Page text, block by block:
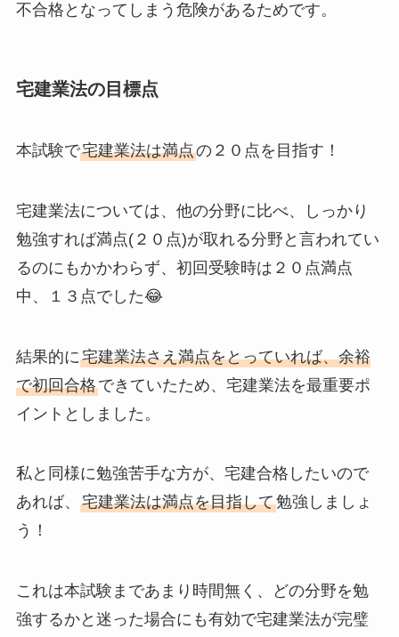
不合格 となってしまう危険があるためです。
宅建業法の目標点
本試験で宅建業法は満点の２０点を目指す！
宅建業法については、他の分野に比べ、しっかり
勉強すれば満点(２０点)が取れる分野 と言われてい
るのにもかかわらず、初回受験時は２０点満点
中、１３点でした😂
結果的に宅建業法さえ満点をとっていれば、余裕
で初回合格できていたため、 宅建業法を最重要ポ
イント としました。
私と同様に勉強苦手な方が、宅建合格したいので
あれば、 宅建業法は満点を目指して勉強しましょ
う！
これは本試験まであまり時間無く、どの分野を勉
強するかと迷った場合にも有効で宅建業法が完璧